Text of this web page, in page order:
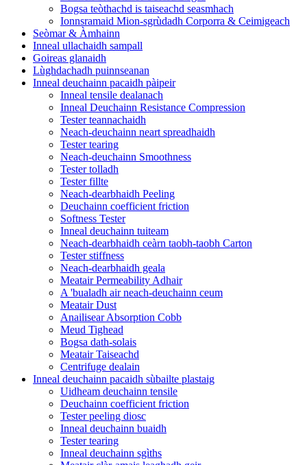
Bogsa teòthachd is taiseachd seasmhach
Ionnsramaid Mion-sgrùdadh Corporra & Ceimigeach
Seòmar & Àmhainn
Inneal ullachaidh sampall
Goireas glanaidh
Lùghdachadh puinnseanan
Inneal deuchainn pacaidh pàipeir
Inneal tensile dealanach
Inneal Deuchainn Resistance Compression
Tester teannachaidh
Neach-deuchainn neart spreadhaidh
Tester tearing
Neach-deuchainn Smoothness
Tester tolladh
Tester fillte
Neach-dearbhaidh Peeling
Deuchainn coefficient friction
Softness Tester
Inneal deuchainn tuiteam
Neach-dearbhaidh ceàrn taobh-taobh Carton
Tester stiffness
Neach-dearbhaidh geala
Meatair Permeability Adhair
A 'bualadh air neach-deuchainn ceum
Meatair Dust
Anailisear Absorption Cobb
Meud Tighead
Bogsa dath-solais
Meatair Taiseachd
Centrifuge dealain
Inneal deuchainn pacaidh sùbailte plastaig
Uidheam deuchainn tensile
Deuchainn coefficient friction
Tester peeling diosc
Inneal deuchainn buaidh
Tester tearing
Inneal deuchainn sgìths